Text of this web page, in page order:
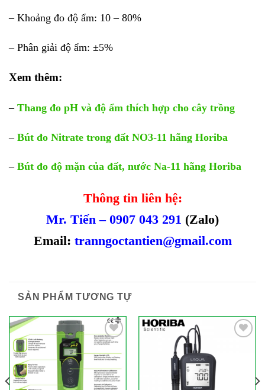
– Khoảng đo độ ẩm: 10 – 80%
– Phân giải độ ẩm: ±5%
Xem thêm:
– Thang đo pH và độ ẩm thích hợp cho cây trồng
– Bút đo Nitrate trong đất NO3-11 hãng Horiba
– Bút đo độ mặn của đất, nước Na-11 hãng Horiba
Thông tin liên hệ:
Mr. Tiến – 0907 043 291 (Zalo)
Email: tranngoctantien@gmail.com
SẢN PHẨM TƯƠNG TỰ
Add to
Wishlist